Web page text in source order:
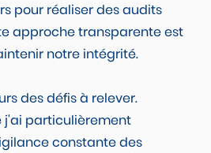
pour réaliser des audits
approche transparente est
notre intégrité.
des défis à relever.
j'ai particulièrement
constante des